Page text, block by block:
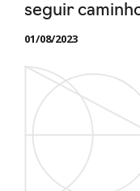
seguir
01/08/2023